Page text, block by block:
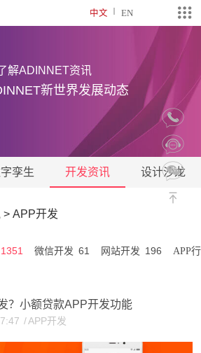
中文 EN
解ADINNET资讯
新世界发展动态
孪生 开发资讯 设计沙龙
> APP开发
1351 微信开发 61 网站开发 196 APP
？小额贷款APP开发功能
/APP开发